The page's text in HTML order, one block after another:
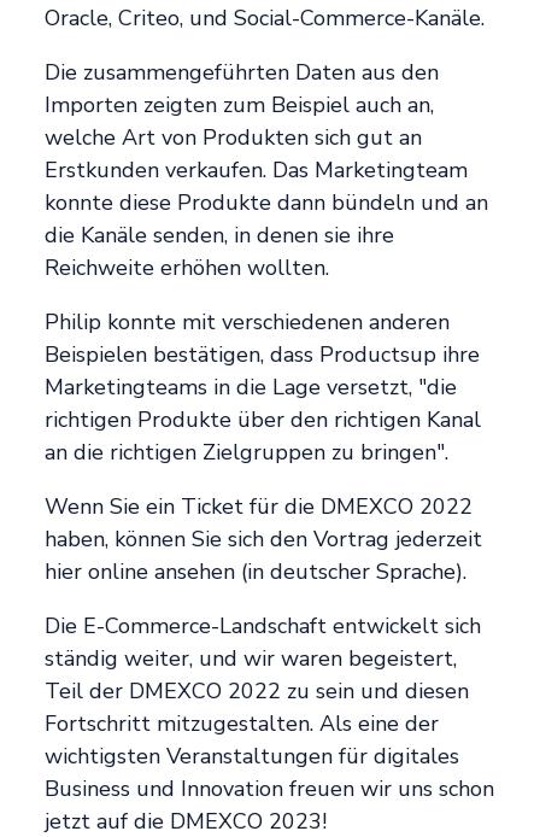
Oracle, Criteo, und Social-Commerce-Kanäle.
Die zusammengeführten Daten aus den
Importen zeigten zum Beispiel auch an,
welche Art von Produkten sich gut an
Erstkunden verkaufen. Das Marketingteam
konnte diese Produkte dann bündeln und an
die Kanäle senden, in denen sie ihre
Reichweite erhöhen wollten.
Philip konnte mit verschiedenen anderen
Beispielen bestätigen, dass Productsup ihre
Marketingteams in die Lage versetzt, "die
richtigen Produkte über den richtigen Kanal
an die richtigen Zielgruppen zu bringen".
Wenn Sie ein Ticket für die DMEXCO 2022
haben, können Sie sich den Vortrag jederzeit
hier online ansehen (in deutscher Sprache).
Die E-Commerce-Landschaft entwickelt sich
ständig weiter, und wir waren begeistert,
Teil der DMEXCO 2022 zu sein und diesen
Fortschritt mitzugestalten. Als eine der
wichtigsten Veranstaltungen für digitales
Business und Innovation freuen wir uns schon
jetzt auf die DMEXCO 2023!